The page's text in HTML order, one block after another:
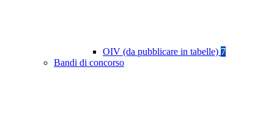
OIV (da pubblicare in tabelle) 7
Bandi di concorso